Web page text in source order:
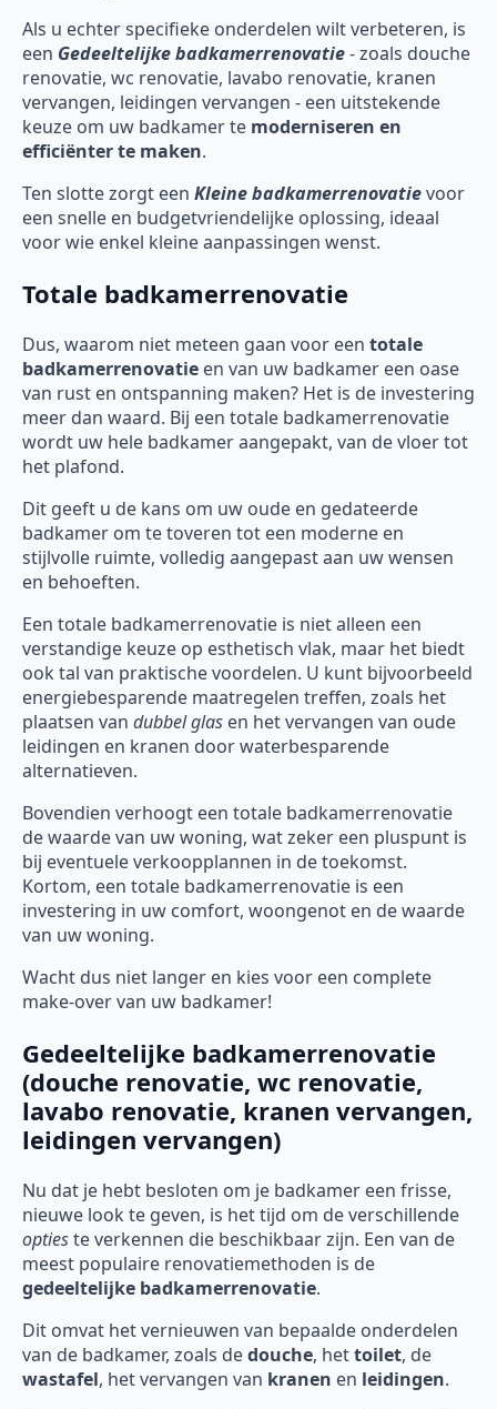
Als u echter specifieke onderdelen wilt verbeteren, is
een Gedeeltelijke badkamerrenovatie- zoals douche
renovatie, wc renovatie, lavabo renovatie, kranen
vervangen, leidingen vervangen - een uitstekende
keuze om uw badkamer te moderniseren en
efficiënter te maken.
Ten slotte zorgt een Kleine badkamerrenovatievoor
een snelle en budgetvriendelijke oplossing, ideaal
voor wie enkel kleine aanpassingen wenst.
Totale badkamerrenovatie
Dus, waarom niet meteen gaan voor een totale
badkamerrenovatie en van uw badkamer een oase
van rust en ontspanning maken? Het is de investering
meer dan waard. Bij een totale badkamerrenovatie
wordt uw hele badkamer aangepakt, van de vloer tot
het plafond.
Dit geeft u de kans om uw oude en gedateerde
badkamer om te toveren tot een moderne en
stijlvolle ruimte, volledig aangepast aan uw wensen
en behoeften.
Een totale badkamerrenovatie is niet alleen een
verstandige keuze op esthetisch vlak, maar het biedt
ook tal van praktische voordelen. U kunt bijvoorbeeld
energiebesparende maatregelen treffen, zoals het
plaatsen van dubbel glas en het vervangen van oude
leidingen en kranen door waterbesparende
alternatieven.
Bovendien verhoogt een totale badkamerrenovatie
de waarde van uw woning, wat zeker een pluspunt is
bij eventuele verkoopplannen in de toekomst.
Kortom, een totale badkamerrenovatie is een
investering in uw comfort, woongenot en de waarde
van uw woning.
Wacht dus niet langer en kies voor een complete
make-over van uw badkamer!
Gedeeltelijke badkamerrenovatie
(douche renovatie, wc renovatie,
lavabo renovatie, kranen vervangen,
leidingen vervangen)
Nu dat je hebt besloten om je badkamer een frisse,
nieuwe look te geven, is het tijd om de verschillende
optieste verkennen die beschikbaar zijn. Een van de
meest populaire renovatiemethoden is de
gedeeltelijke badkamerrenovatie.
Dit omvat het vernieuwen van bepaalde onderdelen
van de badkamer, zoals dedouche, hettoilet, de
wastafel, het vervangen van kranen en leidingen.